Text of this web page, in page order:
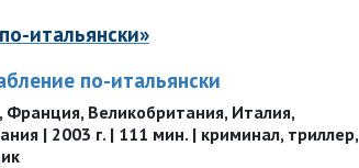
итальянски»
по-итальянски
Великобритания, Италия,
| 2003 г. | 111 мин. | криминал, триллер,